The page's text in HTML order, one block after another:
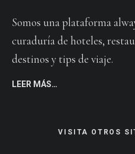
Somos una plataforma
curaduría de hoteles,
destinos y tips de viaje.
LEER MÁS…
VISITA OTROS